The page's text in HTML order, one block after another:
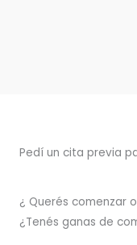
Pedí un cita previa
¿ Querés comenzar o
¿Tenés ganas de